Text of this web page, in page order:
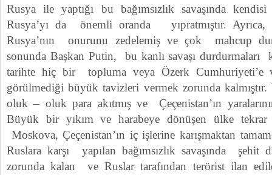
Rusya ile yaptığı bu bağımsızlık savaşında
Rusya’yı da önemli oranda yıpratmıştır.
Rusya’nın onurunu zedelemiş ve çok mahcup
sonunda Başkan Putin, bu kanlı savaşı durdurmaları
tarihte hiç bir topluma veya Özerk Cumhuriyeti’e
görülmediği büyük tavizleri vermek zorunda
oluk – oluk para akıtmış ve Çeçenistan’ın yaralarının
Büyük bir yıkım ve harabeye dönüşen ülke
Moskova, Çeçenistan’ın iç işlerine karışmaktan
Ruslara karşı yapılan bağımsızlık savaşında
zorunda kalan ve Ruslar tarafından terörist ilan